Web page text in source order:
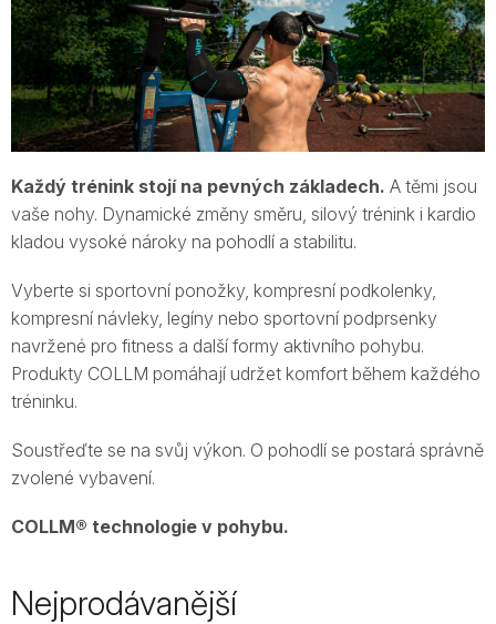
Každý trénink stojí na pevných základech. A těmi jsou
vaše nohy. Dynamické změny směru, silový trénink i kardio
kladou vysoké nároky na pohodlí a stabilitu.
Vyberte si sportovní ponožky, kompresní podkolenky,
kompresní návleky, legíny nebo sportovní podprsenky
navržené pro fitness a další formy aktivního pohybu.
Produkty COLLM pomáhají udržet komfort během každého
tréninku.
Soustřeďte se na svůj výkon. O pohodlí se postará správně
zvolené vybavení.
COLLM® technologie v pohybu.
Nejprodávanější